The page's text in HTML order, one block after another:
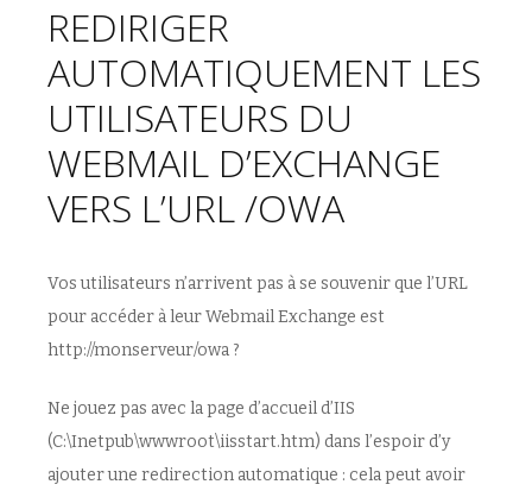
REDIRIGER
AUTOMATIQUEMENT LES
UTILISATEURS DU
WEBMAIL D’EXCHANGE
VERS L’URL /OWA
Vos utilisateurs n’arrivent pas à se souvenir que l’URL
pour accéder à leur Webmail Exchange est
http://monserveur/owa ?
Ne jouez pas avec la page d’accueil d’IIS
(C:\Inetpub\wwwroot\iisstart.htm) dans l’espoir d’y
ajouter une redirection automatique : cela peut avoir